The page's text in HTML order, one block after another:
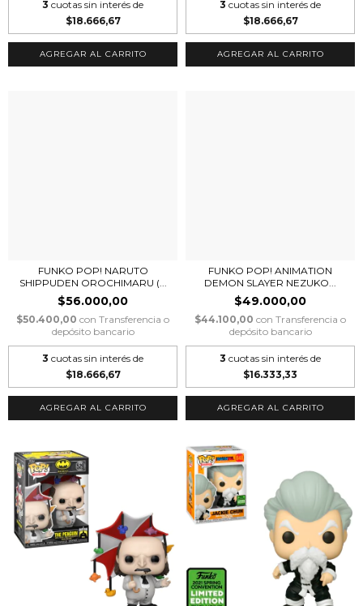
3 cuotas sin interés de
$18.666,67
3 cuotas sin interés de
$18.666,67
FUNKO POP! NARUTO
SHIPPUDEN OROCHIMARU (...
$56.000,00
$50.400,00 con Transferencia o
depósito bancario
3 cuotas sin interés de
$18.666,67
FUNKO POP! ANIMATION
DEMON SLAYER NEZUKO...
$49.000,00
$44.100,00 con Transferencia o
depósito bancario
3 cuotas sin interés de
$16.333,33